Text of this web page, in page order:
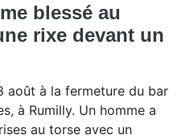
blessé au
rixe devant un
août à la fermeture du bar
à Rumilly. Un homme a
au torse avec un